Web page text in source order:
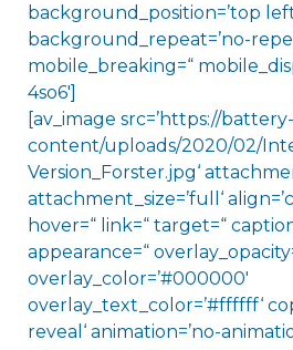
background_position=’top
background_repeat=’no-
mobile_breaking=“
4so6′]
[av_image src=’https://
content/uploads/2020/02/
Version_Forster.jpg‘
attachment_size=’full‘
hover=“ link=“ target=“
appearance=“
overlay_color=’#000000′
overlay_text_color=’#ffffff‘
reveal‘ animation=’no-